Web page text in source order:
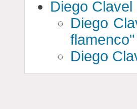
Diego Clavel
Diego
Diego